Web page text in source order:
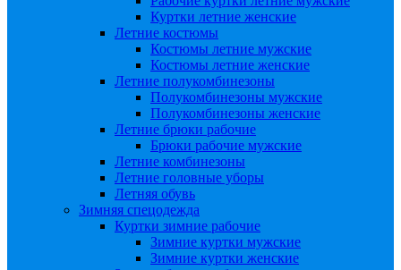
Куртки летние женские
Летние костюмы
Костюмы летние мужские
Костюмы летние женские
Летние полукомбинезоны
Полукомбинезоны мужские
Полукомбинезоны женские
Летние брюки рабочие
Брюки рабочие мужские
Летние комбинезоны
Летние головные уборы
Летняя обувь
Зимняя спецодежда
Куртки зимние рабочие
Зимние куртки мужские
Зимние куртки женские